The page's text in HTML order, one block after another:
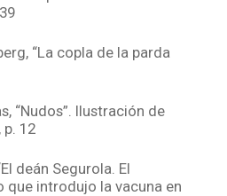
“La copla de la parda
“Nudos”. Ilustración de
12
deán Segurola. El
introdujo la vacuna en